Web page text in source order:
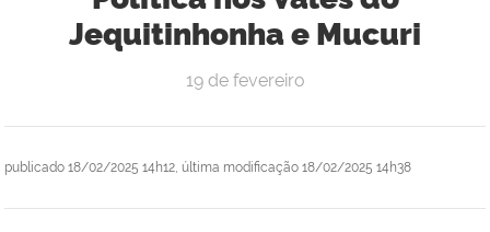
Jequitinhonha e Mucuri
publicado 18/02/2025 14h12, última modificação 18/02/2025 14h38
19 de fevereiro